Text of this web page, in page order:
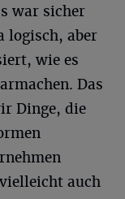
war sicher
logisch, aber
wie es
Das
Dinge, die
auch